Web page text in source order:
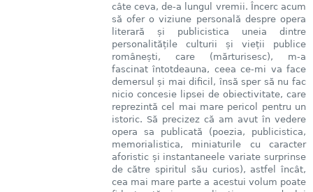
câte ceva, de-a lungul vremii. Încerc acum
să ofer o viziune personală despre opera
literară și publicistica uneia dintre
personalitățile culturii și vieții publice
românești, care (mărturisesc), m-a
fascinat întotdeauna, ceea ce-mi va face
demersul și mai dificil, însă sper să nu fac
nicio concesie lipsei de obiectivitate, care
reprezintă cel mai mare pericol pentru un
istoric. Să precizez că am avut în vedere
opera sa publicată (poezia, publicistica,
memorialistica, miniaturile cu caracter
aforistic și instantaneele variate surprinse
de către spiritul său curios), astfel încât,
cea mai mare parte a acestui volum poate